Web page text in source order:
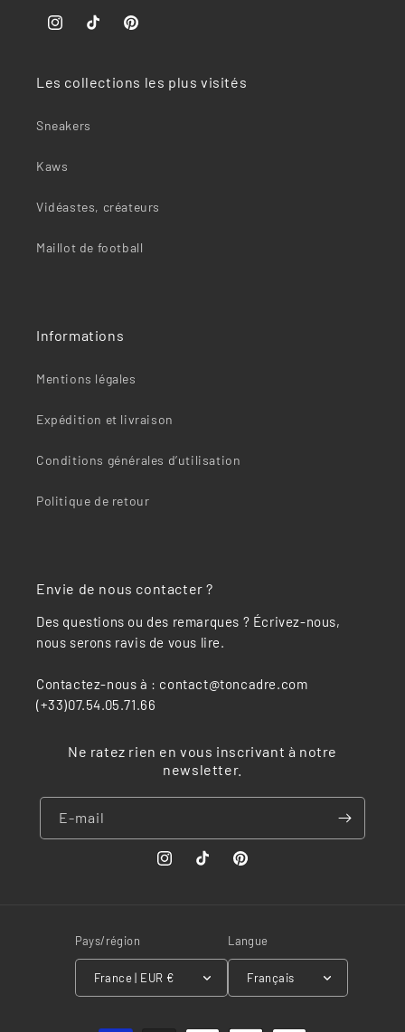
InstagramTikTok Pinterest
Les collections les plus visités
Sneakers
Kaws
Vidéastes, créateurs
Maillot de football
Informations
Mentions légales
Expédition et livraison
Conditions générales d’utilisation
Politique de retour
Envie de nous contacter ?
Des questions ou des remarques ? Écrivez-nous,
nous serons ravis de vous lire.
Contactez-nous à : contact@toncadre.com
(+33)07.54.05.71.66
Ne ratez rien en vous inscrivant à notre
newsletter.
E-mail
InstagramTikTok Pinterest
Pays/région
France | EUR €
Langue
Français